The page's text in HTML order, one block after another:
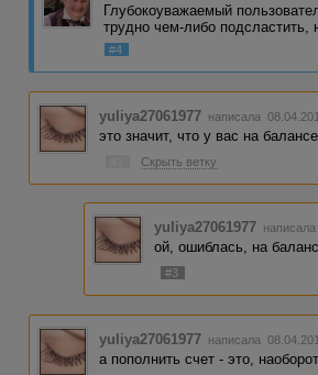
Глубокоуважаемый
трудно чем-либо
#4
yuliya27061977 написала
это значит, что у вас на
Скрыть ветку
yuliya27061977
ой, ошиблась, на
#3
yuliya27061977 написала
а пополнить счет - это,